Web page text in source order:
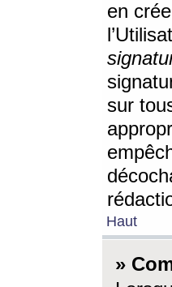
en
sur
Haut
»